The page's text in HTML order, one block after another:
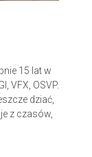
15 lat w
VFX, OSVP.
dziać,
z czasów,